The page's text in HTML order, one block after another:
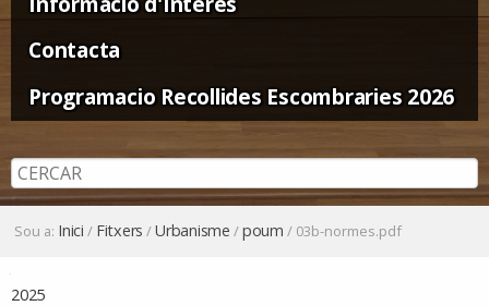
Contacta
Programacio Recollides Escombraries 2026
Sou a: Inici / Fitxers /Urbanisme /poum / 03b-normes.pdf
2025